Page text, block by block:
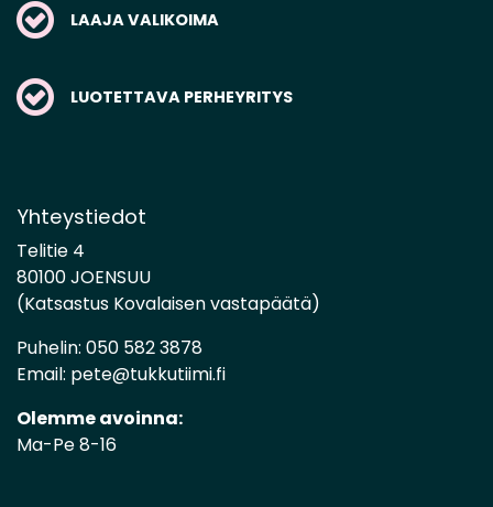
LAAJA VALIKOIMA
LUOTETTAVA PERHEYRITYS
Yhteystiedot
Telitie 4
80100 JOENSUU
(Katsastus Kovalaisen vastapäätä)
Puhelin: 050 582 3878
Email: pete@tukkutiimi.fi
Olemme avoinna:
Ma-Pe 8-16